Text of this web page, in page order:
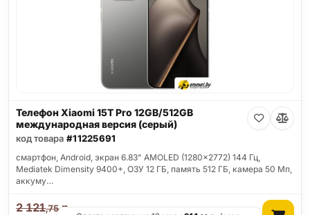
Телефон Xiaomi 15T Pro 12GB/512GB
международная версия (серый)
код товара #11225691
смартфон, Android, экран 6.83" AMOLED (1280x2772) 144 Гц,
Mediatek Dimensity 9400+, ОЗУ 12 ГБ, память 512 ГБ, камера 50 Мп,
аккуму…
2 121,75р.